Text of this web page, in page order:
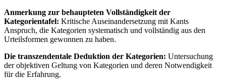
Anmerkung zur behaupteten Vollständigkeit der
Kategorientafel: Kritische Auseinandersetzung mit Kants
Anspruch, die Kategorien systematisch und vollständig aus den
Urteilsformen gewonnen zu haben.
Die transzendentale Deduktion der Kategorien: Untersuchung
der objektiven Geltung von Kategorien und deren Notwendigkeit
für die Erfahrung.